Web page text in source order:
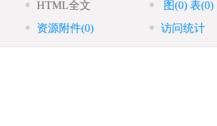
HTML全文 图(0) 表(0)
资源附件(0) 访问统计